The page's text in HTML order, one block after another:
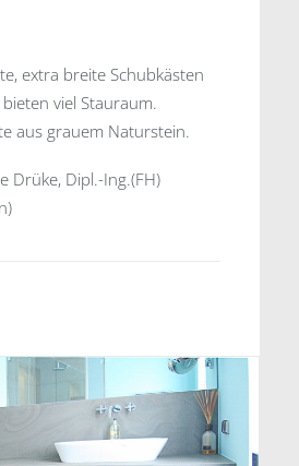
extra breite Schubkästen
viel Stauraum.
aus grauem Naturstein.
Drüke, Dipl.-Ing.(FH)